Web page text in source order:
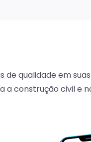
qualidade em suas
a construção civil e